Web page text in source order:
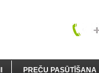
PREČU PASŪTĪŠANA